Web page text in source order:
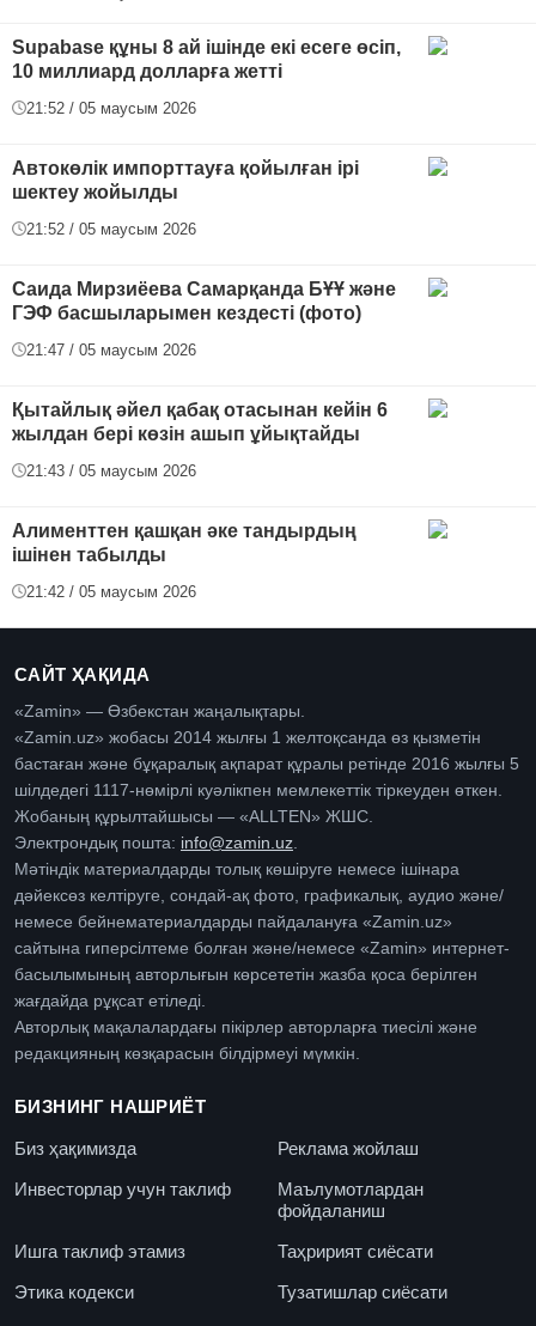
Supabase құны 8 ай ішінде екі есеге өсіп,
10 миллиард долларға жетті
21:52 / 05 маусым 2026
Автокөлік импорттауға қойылған ірі
шектеу жойылды
21:52 / 05 маусым 2026
Саида Мирзиёева Самарқанда БҰҰ және
ГЭФ басшыларымен кездесті (фото)
21:47 / 05 маусым 2026
Қытайлық әйел қабақ отасынан кейін 6
жылдан бері көзін ашып ұйықтайды
21:43 / 05 маусым 2026
Алименттен қашқан әке тандырдың
ішінен табылды
21:42 / 05 маусым 2026
САЙТ ҲАҚИДА
«Zamin» — Өзбекстан жаңалықтары.
«Zamin.uz» жобасы 2014 жылғы 1 желтоқсанда өз қызметін
бастаған және бұқаралық ақпарат құралы ретінде 2016 жылғы 5
шілдедегі 1117-нөмірлі куәлікпен мемлекеттік тіркеуден өткен.
Жобаның құрылтайшысы — «ALLTEN» ЖШС.
Электрондық пошта: info@zamin.uz
Мәтіндік материалдарды толық көшіруге немесе ішінара
дәйексөз келтіруге, сондай-ақ фото, графикалық, аудио және/
немесе бейнематериалдарды пайдалануға «Zamin.uz»
сайтына гиперсілтеме болған және/немесе «Zamin» интернет-
басылымының авторлығын көрсететін жазба қоса берілген
жағдайда рұқсат етіледі.
Авторлық мақалалардағы пікірлер авторларға тиесілі және
редакцияның көзқарасын білдірмеуі мүмкін.
БИЗНИНГ НАШРИЁТ
Биз ҳақимизда
Реклама жойлаш
Инвесторлар учун таклиф
Маълумотлардан
фойдаланиш
Ишга таклиф этамиз
Таҳририят сиёсати
Этика кодекси
Тузатишлар сиёсати